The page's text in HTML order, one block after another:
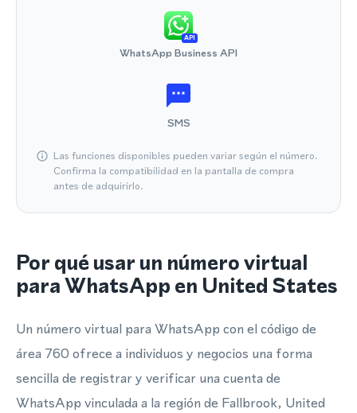
API
WhatsApp Business API
SMS
Las funciones disponibles pueden variar según el número.
Confirma la compatibilidad en la pantalla de compra
antes de adquirirlo.
Por qué usar un número virtual
para WhatsApp en United States
Un número virtual para WhatsApp con el código de
área 760 ofrece a individuos y negocios una forma
sencilla de registrar y verificar una cuenta de
WhatsApp vinculada a la región de Fallbrook, United